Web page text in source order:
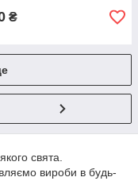
₴
свята.
вироби в будь-